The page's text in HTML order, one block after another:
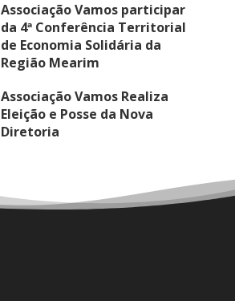
Associação Vamos participar
da 4ª Conferência Territorial
de Economia Solidária da
Região Mearim
Associação Vamos Realiza
Eleição e Posse da Nova
Diretoria